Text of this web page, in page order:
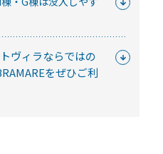
ヴィラならではの
をぜひご利
マートロック解説 今年度こ